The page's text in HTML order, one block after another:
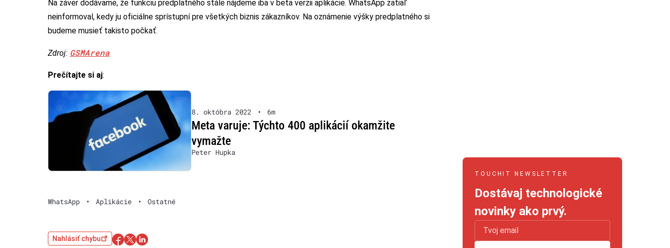
Na záver dodávame, že funkciu predplatného stále nájdeme iba v beta verzii aplikácie. WhatsApp zatiaľ
neinformoval, kedy ju oficiálne sprístupní pre všetkých biznis zákazníkov. Na oznámenie výšky predplatného si
budeme musieť takisto počkať.
Zdroj: GSMArena
Prečítajte si aj:
8. októbra 2022 • 6m
Meta varuje: Týchto 400 aplikácií okamžite
vymažte
Peter Hupka
WhatsApp • Aplikácie • Ostatné
Nahlásiť chybu
TOUCHIT NEWSLETTER
Dostávaj technologické
novinky ako prvý.